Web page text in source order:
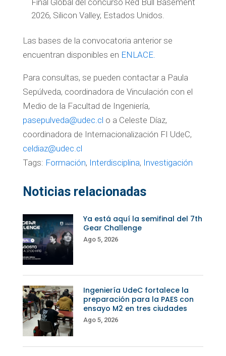
Final Global del concurso Red Bull Basement
2026, Silicon Valley, Estados Unidos.
Las bases de la convocatoria anterior se
encuentran disponibles en ENLACE.
Para consultas, se pueden contactar a Paula
Sepúlveda, coordinadora de Vinculación con el
Medio de la Facultad de Ingeniería,
pasepulveda@udec.cl o a Celeste Díaz,
coordinadora de Internacionalización FI UdeC,
celdiaz@udec.cl
Tags: Formación, Interdisciplina, Investigación
Noticias relacionadas
Ya está aquí la semifinal del 7th
Gear Challenge
Ago 5, 2026
Ingeniería UdeC fortalece la
preparación para la PAES con
ensayo M2 en tres ciudades
Ago 5, 2026